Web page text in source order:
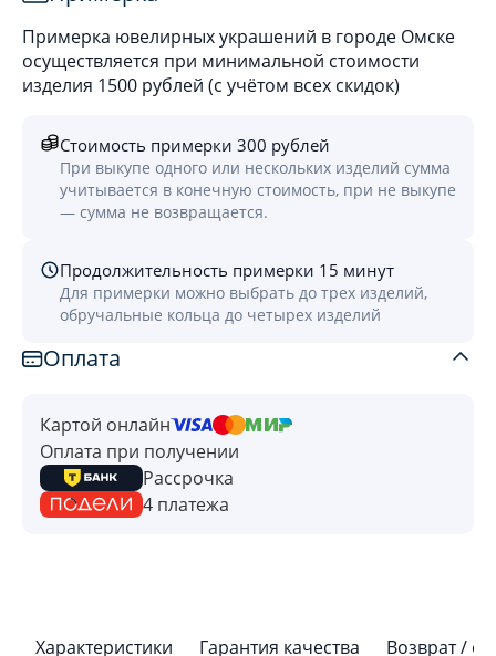
Примерка ювелирных украшений в городе Омске
осуществляется при минимальной стоимости
изделия 1500 рублей (с учётом всех скидок)
Стоимость примерки 300 рублей
При выкупе одного или нескольких изделий сумма
учитывается в конечную стоимость, при не выкупе
— сумма не возвращается.
Продолжительность примерки 15 минут
Для примерки можно выбрать до трех изделий,
обручальные кольца до четырех изделий
Оплата
Картой онлайн
Оплата при получении
Рассрочка
4 платежа
Характеристики Гарантия качества Возврат /